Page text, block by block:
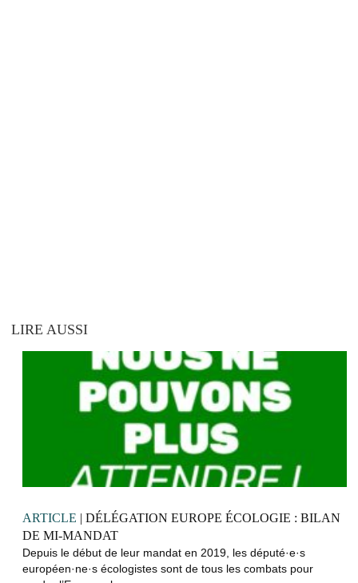
LIRE AUSSI
ARTICLE | DÉLÉGATION EUROPE ÉCOLOGIE : BILAN
DE MI-MANDAT
Depuis le début de leur mandat en 2019, les député·e·s
européen·ne·s écologistes sont de tous les combats pour